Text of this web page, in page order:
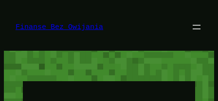
treści
Finanse Bez Owijania